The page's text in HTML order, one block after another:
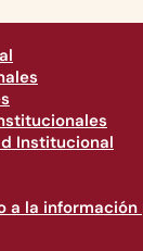
Institucional
a la